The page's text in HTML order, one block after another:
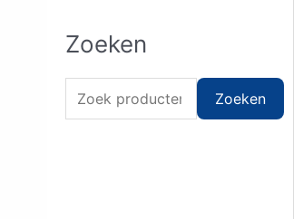
Zoeken
Zoeken naar: Zoeken